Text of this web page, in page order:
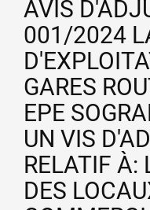
AVIS
001/2024
GARES
EPE
UN VIS
RELATIF À:
DES